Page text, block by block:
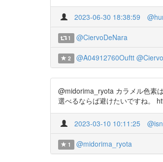
2023-06-30 18:38:59
1 @CiervoDeNara
2 @A04912760Ouftt
@midorima_ryota カラメル色素
選べるならば避けたいですね。
2023-03-10 10:11:25
1 @midorima_ryota